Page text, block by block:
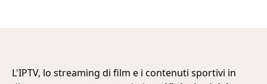
L'IPTV, lo streaming di film e i contenuti sportivi in